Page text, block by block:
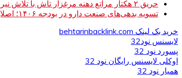
حریق ۲ هکتار مراتع دهنه مرغزار تاش با تلاش نیروهای امدادی مهار شد
تسویه بدهی‌های صنعت دارو در بودجه ۱۴۰۶؛ اصلاح بانک سپه در دستور کار
خرید بک لینک behtarinbacklink.com
لایسنس نود32
پسورد نود 32
اوکلی لایسنس رایگان نود 32
همیار نود 32